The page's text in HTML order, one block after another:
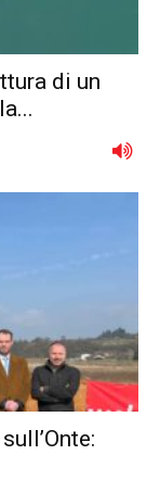
di un